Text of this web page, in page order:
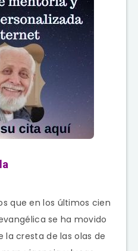
que en los últimos cien
se ha movido
cresta de las olas de